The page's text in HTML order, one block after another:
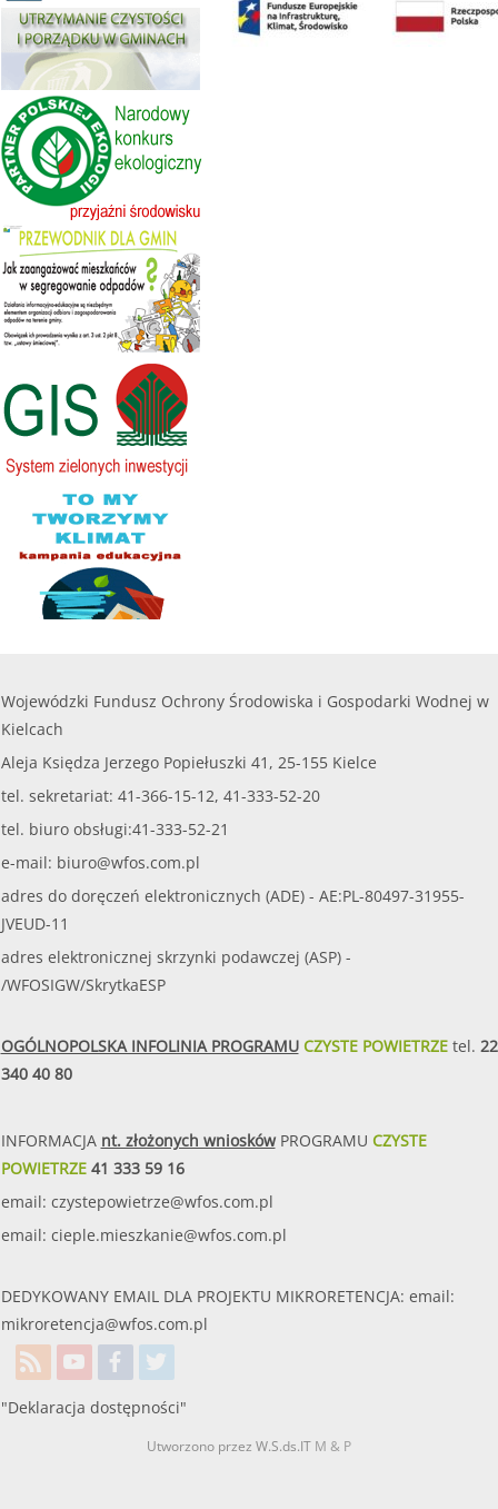
Wojewódzki Fundusz Ochrony Środowiska i Gospodarki Wodnej w
Kielcach
Aleja Księdza Jerzego Popiełuszki 41, 25-155 Kielce
tel. sekretariat: 41-366-15-12, 41-333-52-20
tel. biuro obsługi:41-333-52-21
e-mail: biuro@wfos.com.pl
adres do doręczeń elektronicznych (ADE) - AE:PL-80497-31955-
JVEUD-11
adres elektronicznej skrzynki podawczej (ASP) -
/WFOSIGW/SkrytkaESP
OGÓLNOPOLSKA INFOLINIA PROGRAMUCZYSTE POWIETRZEtel. 22
340 40 80
INFORMACJA nt. złożonych wnioskówPROGRAMU CZYSTE
POWIETRZE41 333 59 16
email: czystepowietrze@wfos.com.pl
email: cieple.mieszkanie@wfos.com.pl
DEDYKOWANY EMAIL DLA PROJEKTU MIKRORETENCJA: email:
mikroretencja@wfos.com.pl
"Deklaracja dostępności"
Utworzono przez W.S.ds.IT M & P